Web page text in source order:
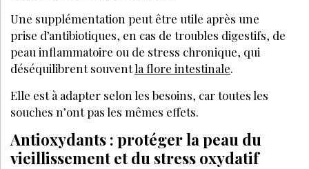
Une supplémentation peut être utile après une
prise d’antibiotiques, en cas de troubles digestifs, de
peau inflammatoire ou de stress chronique, qui
déséquilibrent souventla flore intestinale.
Elle est à adapter selon les besoins, car toutes les
souches n’ont pas les mêmes effets.
Antioxydants : protéger la peau du
vieillissement et du stress oxydatif